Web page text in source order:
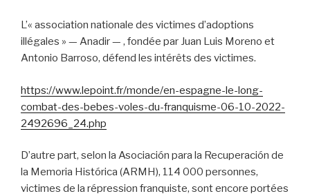
L’« association nationale des victimes d’adoptions
illégales » — Anadir — , fondée par Juan Luis Moreno et
Antonio Barroso, défend les intérêts des victimes.
https://www.lepoint.fr/monde/en-espagne-le-long-
combat-des-bebes-voles-du-franquisme-06-10-2022-
2492696_24.php
D’autre part, selon la Asociación para la Recuperación de
la Memoria Histórica (ARMH), 114 000 personnes,
victimes de la répression franquiste, sont encore portées